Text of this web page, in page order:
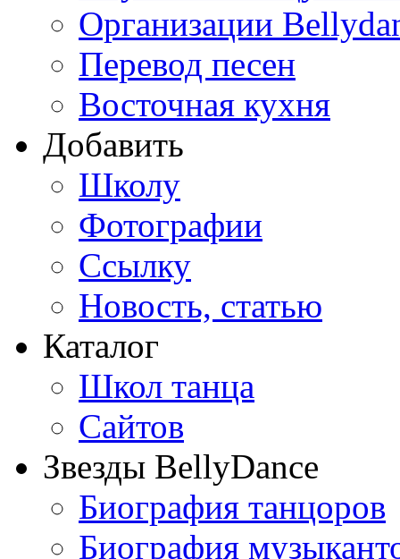
Организации
Перевод песен
Восточная кухня
Добавить
Школу
Фотографии
Ссылку
Новость, статью
Каталог
Школ танца
Сайтов
Звезды BellyDance
Биография танцоров
Биография